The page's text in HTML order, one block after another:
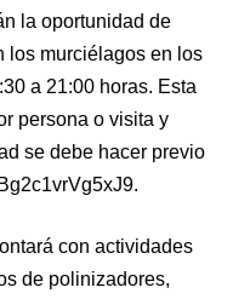
la oportunidad de
los murciélagos en los
a 21:00 horas. Esta
persona o visita y
se debe hacer previo
con actividades
de polinizadores,